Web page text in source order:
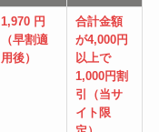
1,970 円
（早割適
用後）
合計金額
が4,000円
以上で
1,000円割
引（当サ
イト限